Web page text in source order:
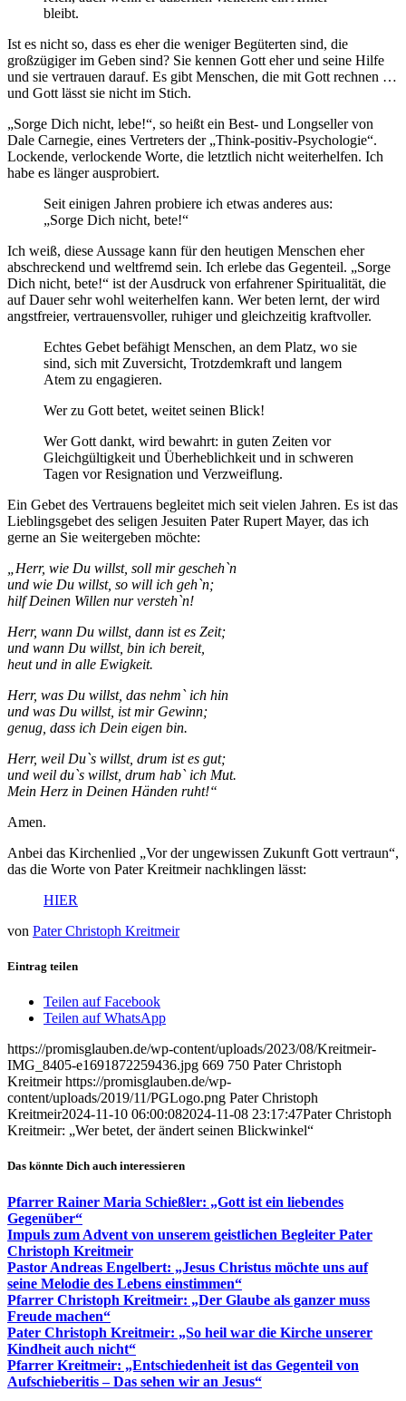
bleibt.
Ist es nicht so, dass es eher die weniger Begüterten sind, die
großzügiger im Geben sind? Sie kennen Gott eher und seine Hilfe
und sie vertrauen darauf. Es gibt Menschen, die mit Gott rechnen …
und Gott lässt sie nicht im Stich.
„Sorge Dich nicht, lebe!“, so heißt ein Best- und Longseller von
Dale Carnegie, eines Vertreters der „Think-positiv-Psychologie“.
Lockende, verlockende Worte, die letztlich nicht weiterhelfen. Ich
habe es länger ausprobiert.
Seit einigen Jahren probiere ich etwas anderes aus:
„Sorge Dich nicht, bete!“
Ich weiß, diese Aussage kann für den heutigen Menschen eher
abschreckend und weltfremd sein. Ich erlebe das Gegenteil. „Sorge
Dich nicht, bete!“ ist der Ausdruck von erfahrener Spiritualität, die
auf Dauer sehr wohl weiterhelfen kann. Wer beten lernt, der wird
angstfreier, vertrauensvoller, ruhiger und gleichzeitig kraftvoller.
Echtes Gebet befähigt Menschen, an dem Platz, wo sie
sind, sich mit Zuversicht, Trotzdemkraft und langem
Atem zu engagieren.
Wer zu Gott betet, weitet seinen Blick!
Wer Gott dankt, wird bewahrt: in guten Zeiten vor
Gleichgültigkeit und Überheblichkeit und in schweren
Tagen vor Resignation und Verzweiflung.
Ein Gebet des Vertrauens begleitet mich seit vielen Jahren. Es ist das
Lieblingsgebet des seligen Jesuiten Pater Rupert Mayer, das ich
gerne an Sie weitergeben möchte:
„Herr, wie Du willst, soll mir gescheh`n
und wie Du willst, so will ich geh`n;
hilf Deinen Willen nur versteh`n!
Herr, wann Du willst, dann ist es Zeit;
und wann Du willst, bin ich bereit,
heut und in alle Ewigkeit.
Herr, was Du willst, das nehm` ich hin
und was Du willst, ist mir Gewinn;
genug, dass ich Dein eigen bin.
Herr, weil Du`s willst, drum ist es gut;
und weil du`s willst, drum hab` ich Mut.
Mein Herz in Deinen Händen ruht!“
Amen.
Anbei das Kirchenlied „Vor der ungewissen Zukunft Gott vertraun“,
das die Worte von Pater Kreitmeir nachklingen lässt:
HIER
von Pater Christoph Kreitmeir
Eintrag teilen
Teilen auf Facebook
Teilen auf WhatsApp
https://promisglauben.de/wp-content/uploads/2023/08/Kreitmeir-
IMG_8405-e1691872259436.jpg 669 750 Pater Christoph
Kreitmeir https://promisglauben.de/wp-
content/uploads/2019/11/PGLogo.png Pater Christoph
Kreitmeir2024-11-10 06:00:082024-11-08 23:17:47Pater Christoph
Kreitmeir: „Wer betet, der ändert seinen Blickwinkel“
Das könnte Dich auch interessieren
Pfarrer Rainer Maria Schießler: „Gott ist ein liebendes
Gegenüber“
Impuls zum Advent von unserem geistlichen Begleiter Pater
Christoph Kreitmeir
Pastor Andreas Engelbert: „Jesus Christus möchte uns auf
seine Melodie des Lebens einstimmen“
Pfarrer Christoph Kreitmeir: „Der Glaube als ganzer muss
Freude machen“
Pater Christoph Kreitmeir: „So heil war die Kirche unserer
Kindheit auch nicht“
Pfarrer Kreitmeir: „Entschiedenheit ist das Gegenteil von
Aufschieberitis – Das sehen wir an Jesus“